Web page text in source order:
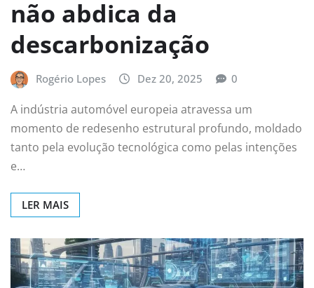
não abdica da
descarbonização
Rogério Lopes Dez 20, 2025 0
A indústria automóvel europeia atravessa um
momento de redesenho estrutural profundo, moldado
tanto pela evolução tecnológica como pelas intenções
e…
LER MAIS